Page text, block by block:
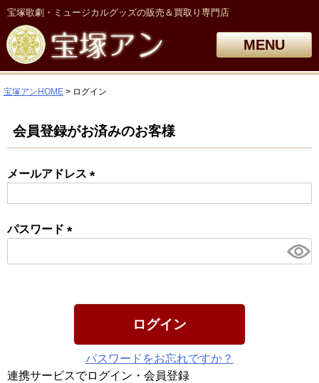
宝塚歌劇・ミュージカルグッズの販売＆買取り専門店
MENU
宝塚アンHOME ログイン
会員登録がお済みのお客様
メールアドレス
パスワード
須)
ログイン
パスワードをお忘れですか？
連携サービスでログイン・会員登録